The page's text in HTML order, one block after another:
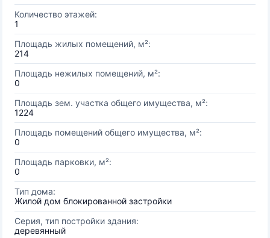
Количество этажей:
1
Площадь жилых помещений, м²:
214
Площадь нежилых помещений, м²:
0
Площадь зем. участка общего имущества, м²:
1224
Площадь помещений общего имущества, м²:
0
Площадь парковки, м²:
0
Тип дома:
Жилой дом блокированной застройки
Серия, тип постройки здания:
деревянный